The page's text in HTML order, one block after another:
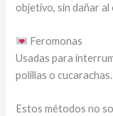
objetivo, sin dañar
Feromonas
Usadas para
polillas o cucarachas.
Estos métodos no